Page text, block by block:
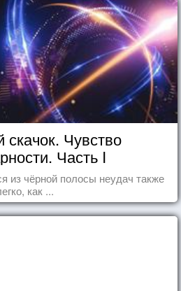
скачок. Чувство
Часть I
из чёрной полосы неудач также
как ...